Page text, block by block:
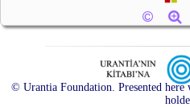
© Urantia Foundation. Presented